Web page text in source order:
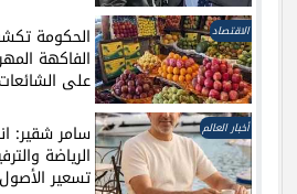
الاقتصاد الحكومة
الفاكهة
على الشائعات
أخبار العالم سامر شقير:
الرياضة
تسعير